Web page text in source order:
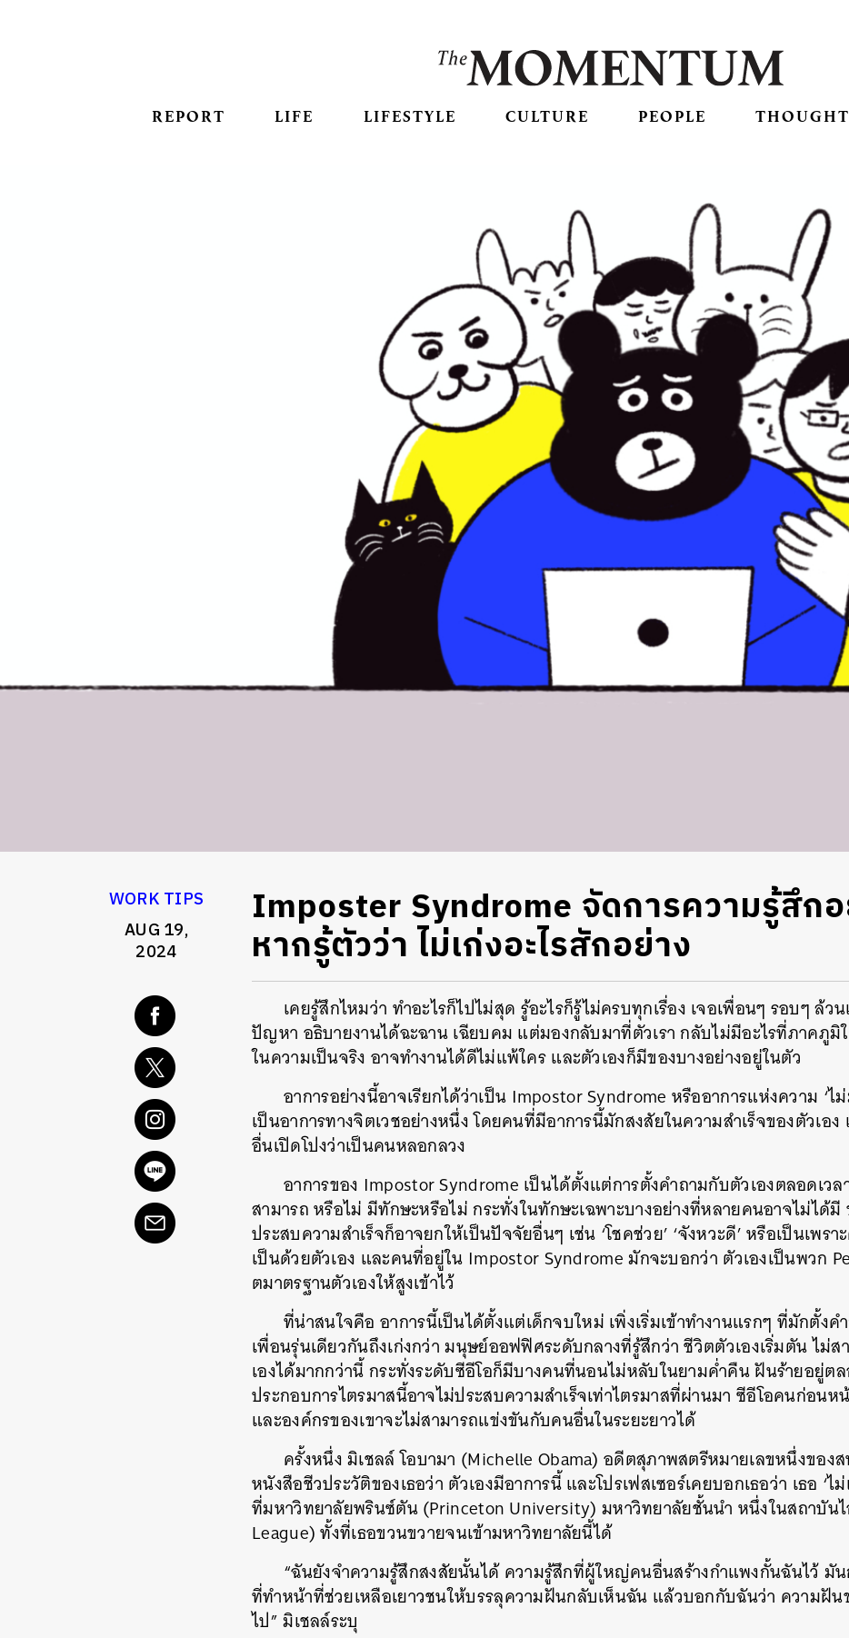
REPORT LIFE LIFESTYLE CULTURE PEOPLE THOUGHT
WORK TIPS
AUG 19,
2024
Imposter Syndrome จัดการความรู้สึกอ
หากรู้ตัวว่า ไม่เก่งอะไรสักอย่าง
เคยรู้สึกไหมว่า ทำอะไรก็ไปไม่สุด รู้อะไรก็รู้ไม่ครบทุกเรื่อง เจอเพื่อนๆ รอบๆ ล้
ปัญหา อธิบายงานได้ฉะฉาน เฉียบคม แต่มองกลับมาที่ตัวเรา กลับไม่มีอะไรที่ภาคภูมิ
ในความเป็นจริง อาจทำงานได้ดีไม่แพ้ใคร และตัวเองก็มีของบางอย่างอยู่ในตัว
อาการอย่างนี้อาจเรียกได้ว่าเป็น Impostor Syndrome หรืออาการแห่งความ ‘ไ
เป็นอาการทางจิตเวชอย่างหนึ่ง โดยคนที่มีอาการนี้มักสงสัยในความสำเร็จของตัวเอ
อื่นเปิดโปงว่าเป็นคนหลอกลวง
อาการของ Impostor Syndrome เป็นได้ตั้งแต่การตั้งคำถามกับตัวเองตลอดเว
สามารถ หรือไม่ มีทักษะหรือไม่ กระทั่งในทักษะเฉพาะบางอย่างที่หลายคนอาจไม่ได้
ประสบความสำเร็จก็อาจยกให้เป็นปัจจัยอื่นๆ เช่น ‘โชคช่วย’ ‘จังหวะดี’ หรือเป็นเพร
เป็นด้วยตัวเอง และคนที่อยู่ใน Impostor Syndrome มักจะบอกว่า ตัวเองเป็นพวก
ตมาตรฐานตัวเองให้สูงเข้าไว้
ที่น่าสนใจคือ อาการนี้เป็นได้ตั้งแต่เด็กจบใหม่ เพิ่งเริ่มเข้าทำงานแรกๆ ที่มักตั้งค
เพื่อนรุ่นเดียวกันถึงเก่งกว่า มนุษย์ออฟฟิศระดับกลางที่รู้สึกว่า ชีวิตตัวเองเริ่มตัน ไม่
เองได้มากกว่านี้ กระทั่งระดับซีอีโอก็มีบางคนที่นอนไม่หลับในยามค่ำคืน ฝันร้ายอยู่ต
ประกอบการไตรมาสนี้อาจไม่ประสบความสำเร็จเท่าไตรมาสที่ผ่านมา ซีอีโอคนก่อนห
และองค์กรของเขาจะไม่สามารถแข่งขันกับคนอื่นในระยะยาวได้
ครั้งหนึ่ง มิเชลล์ โอบามา (Michelle Obama) อดีตสุภาพสตรีหมายเลขหนึ่งของ
หนังสือชีวประวัติของเธอว่า ตัวเองมีอาการนี้ และโปรเฟสเซอร์เคยบอกเธอว่า เธอ ‘ไ
ที่มหาวิทยาลัยพรินซ์ตัน (Princeton University) มหาวิทยาลัยชั้นนำ หนึ่งในสถาบัน
League) ทั้งที่เธอขวนขวายจนเข้ามหาวิทยาลัยนี้ได้
“ฉันยังจำความรู้สึกสงสัยนั้นได้ ความรู้สึกที่ผู้ใหญ่คนอื่นสร้างกำแพงกั้นฉันไว้ มั
ที่ทำหน้าที่ช่วยเหลือเยาวชนให้บรรลุความฝันกลับเห็นฉัน แล้วบอกกับฉันว่า ความฝั
ไป” มิเชลล์ระบุ